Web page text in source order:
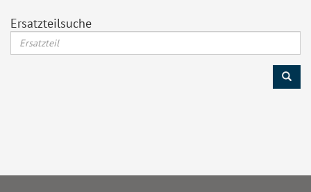
Ersatzteilsuche